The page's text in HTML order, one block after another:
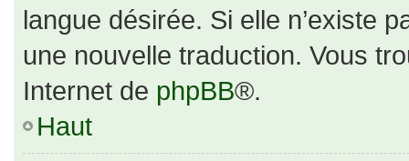
langue désirée. Si elle n’existe
une nouvelle traduction. Vous
Internet de phpBB®.
Haut